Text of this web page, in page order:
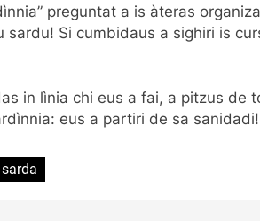
preguntat a is àteras
Si cumbidaus a sighiri is
in lìnia chi eus a fai, a pitzus de
eus a partiri de sa sanidadi!